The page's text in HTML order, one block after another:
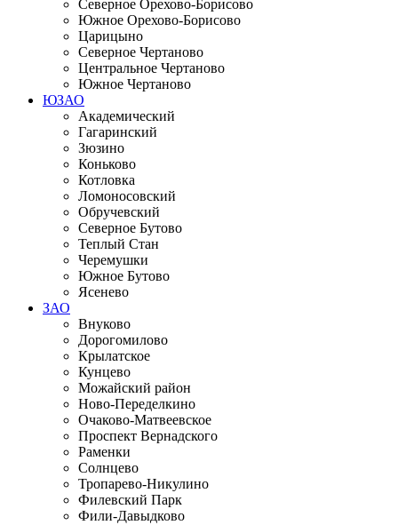
Северное Орехово-Борисово
Южное Орехово-Борисово
Царицыно
Северное Чертаново
Центральное Чертаново
Южное Чертаново
ЮЗАО
Академический
Гагаринский
Зюзино
Коньково
Котловка
Ломоносовский
Обручевский
Северное Бутово
Теплый Стан
Черемушки
Южное Бутово
Ясенево
ЗАО
Внуково
Дорогомилово
Крылатское
Кунцево
Можайский район
Ново-Переделкино
Очаково-Матвеевское
Проспект Вернадского
Раменки
Солнцево
Тропарево-Никулино
Филевский Парк
Фили-Давыдково